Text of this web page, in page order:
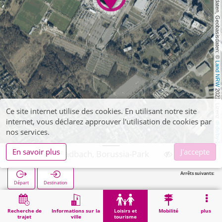
, Kartendaten, Geobasisdaten: ©
Land NRW
2021, Lizenz
dl-de/by-2-0
Recherche de
trajet
Informations sur la
ville
Loisirs et
tourisme
Mobilité plus
Mönchengladbach, Borussia-Park
Départ Destination
Arrêts suivants:
Démarrage Loisirs et tourisme Mönchengladbach, Borussia-Park
Ce site internet utilise des cookies. En utilisant notre site
internet, vous déclarez approuver l'utilisation de cookies par
nos services.
En savoir plus
J'accepte